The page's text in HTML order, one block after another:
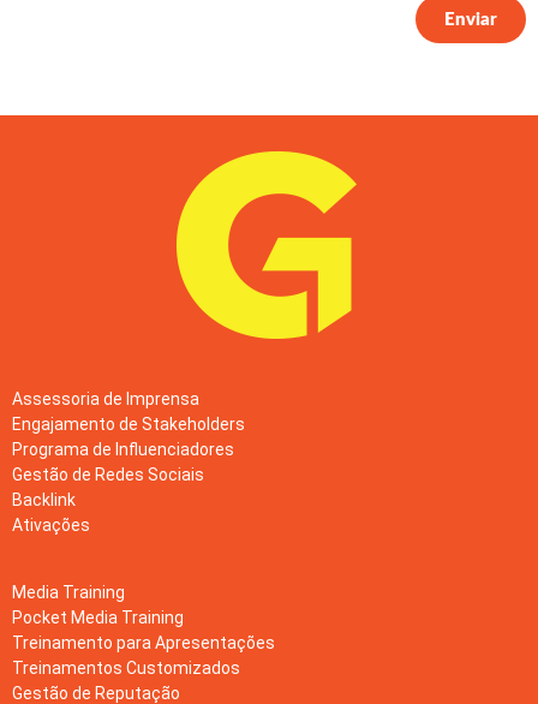
Enviar
Assessoria de Imprensa
Engajamento de Stakeholders
Programa de Influenciadores
Gestão de Redes Sociais
Backlink
Ativações
Media Training
Pocket Media Training
Treinamento para Apresentações
Treinamentos Customizados
Gestão de Reputação